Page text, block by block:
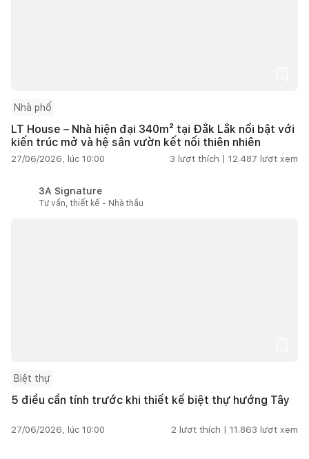
Nhà phố
LT House – Nhà hiện đại 340m² tại Đắk Lắk nổi bật với
kiến trúc mở và hệ sân vườn kết nối thiên nhiên
27/06/2026, lúc 10:00 3 lượt thích | 12.487 lượt xem
3A Signature
Tư vấn, thiết kế - Nhà thầu
Biệt thự
5 điều cần tính trước khi thiết kế biệt thự hướng Tây
27/06/2026, lúc 10:00 2 lượt thích | 11.863 lượt xem